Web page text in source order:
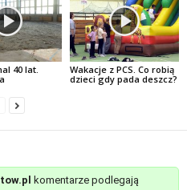
40 lat.
Wakacje z PCS. Co robią
dzieci gdy pada deszcz?
komentarze podlegają